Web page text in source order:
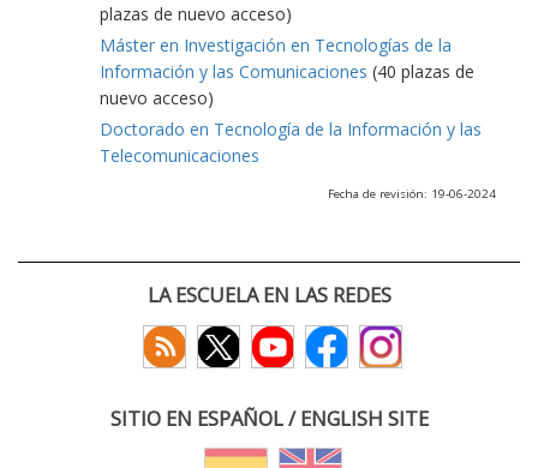
plazas de nuevo acceso)
Máster en Investigación en Tecnologías de la
Información y las Comunicaciones (40 plazas de
nuevo acceso)
Doctorado en Tecnología de la Información y las
Telecomunicaciones
Fecha de revisión: 19-06-2024
LA ESCUELA EN LAS REDES
SITIO EN ESPAÑOL / ENGLISH SITE